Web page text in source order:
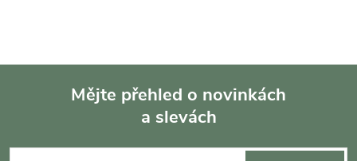
Mějte přehled o novinkách
a slevách